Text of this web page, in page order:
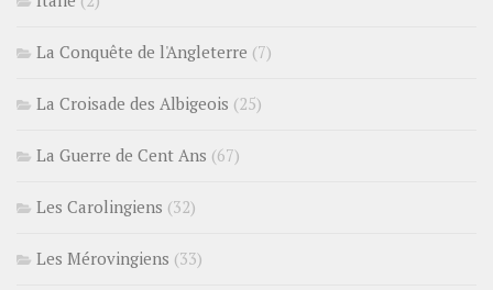
La Conquête de l'Angleterre (7)
La Croisade des Albigeois (25)
La Guerre de Cent Ans (67)
Les Carolingiens (32)
Les Mérovingiens (33)